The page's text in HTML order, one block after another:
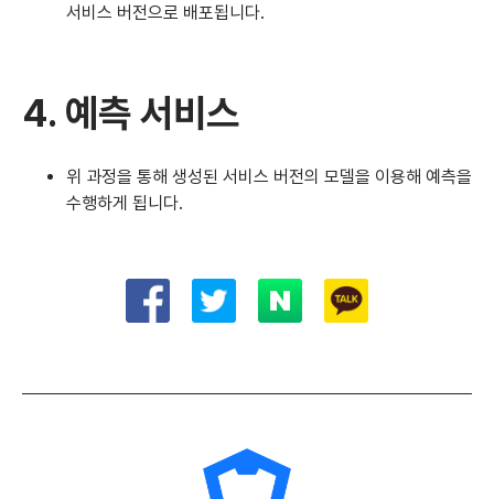
서비스 버전으로 배포됩니다.
4. 예측 서비스
위 과정을 통해 생성된 서비스 버전의 모델을 이용해 예측을
수행하게 됩니다.